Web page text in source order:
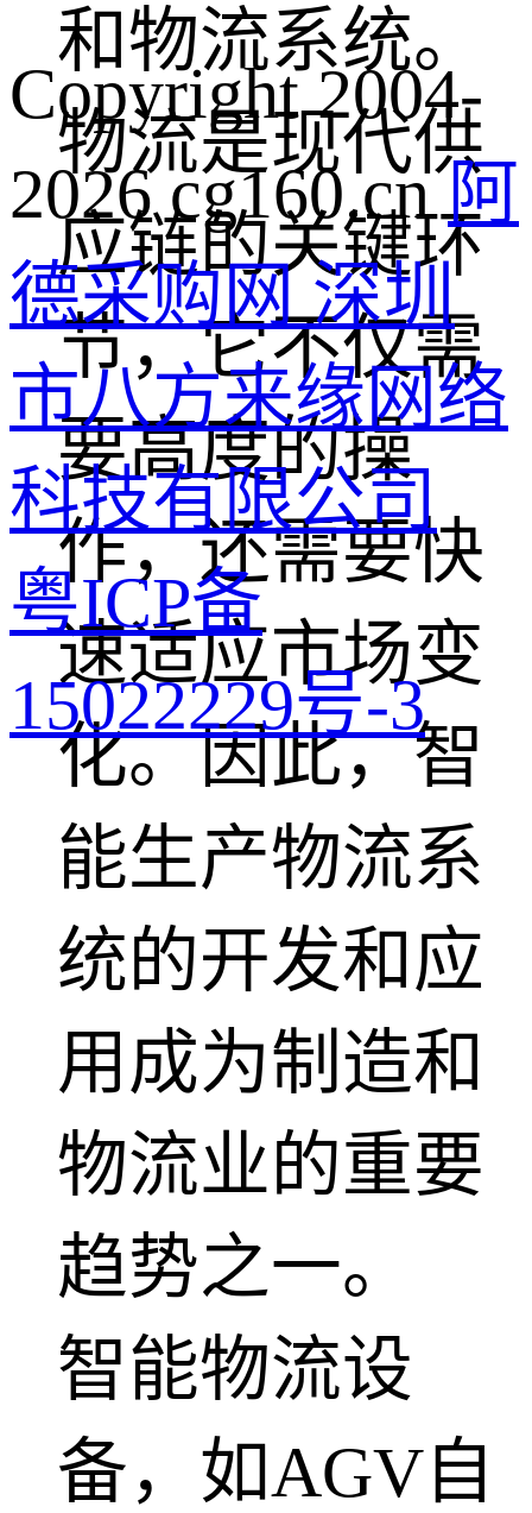
和物流系统。
物流是现代供
应链的关键环
节，它不仅需
要高度的操
作，还需要快
速适应市场变
化。因此，智
能生产物流系
统的开发和应
用成为制造和
物流业的重要
趋势之一。
智能物流设
备，如AGV自
Copyright 2004-
2026 cg160.cn阿
德采购网 深圳
市八方来缘网络
科技有限公司
粤ICP备
15022229号-3